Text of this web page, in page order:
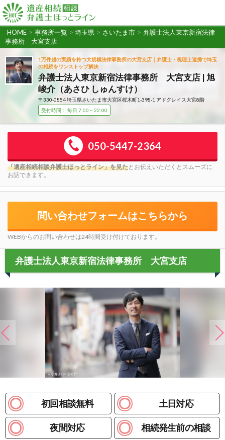
HOME > 事務所一覧 > 埼玉県 > さいたま市 > 弁護士法人東京新宿法律
事務所 大宮支店
1万件超の実績を持つ大規模法律事務所の大宮支店｜弁護士・税理士連携で埼玉
の相続をワンストップ解決
弁護士法人東京新宿法律事務所 大宮支店 | 旭
峻介（あさひ しゅんすけ）
〒330-0854 埼玉県さいたま市大宮区桜木町1-398-1 アドグレイス大宮8階
受付時間： 毎日 7:00～22:00
050-5447-2364
「遺産相続相談弁護士ほっとライン」を見たとお伝えいただくとスムーズに
お話できます。
問い合わせフォームはこちらから
WEBからのお問い合わせは24時間受け付けております。
弁護士法人東京新宿法律事務所 大宮支店
初回相談無料 土日対応
夜間対応 相続発生前の相談